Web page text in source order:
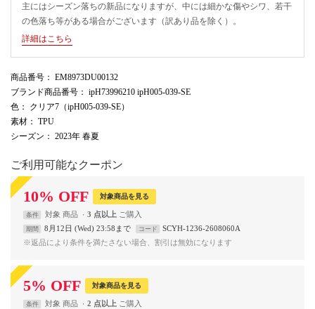
主にはシーズン落ちの新品になりますが、中には細かな傷やシワ、若干
の色落ち等がある場合がございます（訳あり品を除く）。
詳細はこちら
商品番号 ： EM8973DU00132
ブランド商品番号 ： ipH73996210 ipH005-039-SE
色 ： クリア7（ipH005-039-SE）
素材 ： TPU
シーズン ： 2023年 春夏
ご利用可能なクーポン
10% OFF 対象商品を見る
条件 対象 商品 3 点以上
期間 8月12日 (Wed) 23:58まで コード
SCYH-1236-2608060A
※返品により条件を満たさない場合、割引は無効になります
5% OFF 対象商品を見る
条件 対象 商品 2 点以上